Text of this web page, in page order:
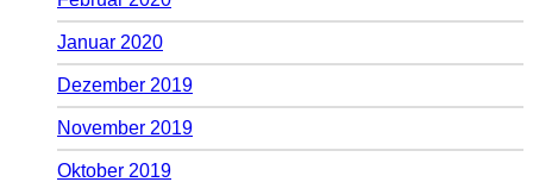
Januar 2020
Dezember 2019
November 2019
Oktober 2019